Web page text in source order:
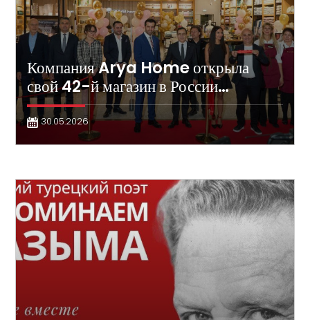
Компания Arya Home открыла
свой 42-й магазин в России…
30.05.2026